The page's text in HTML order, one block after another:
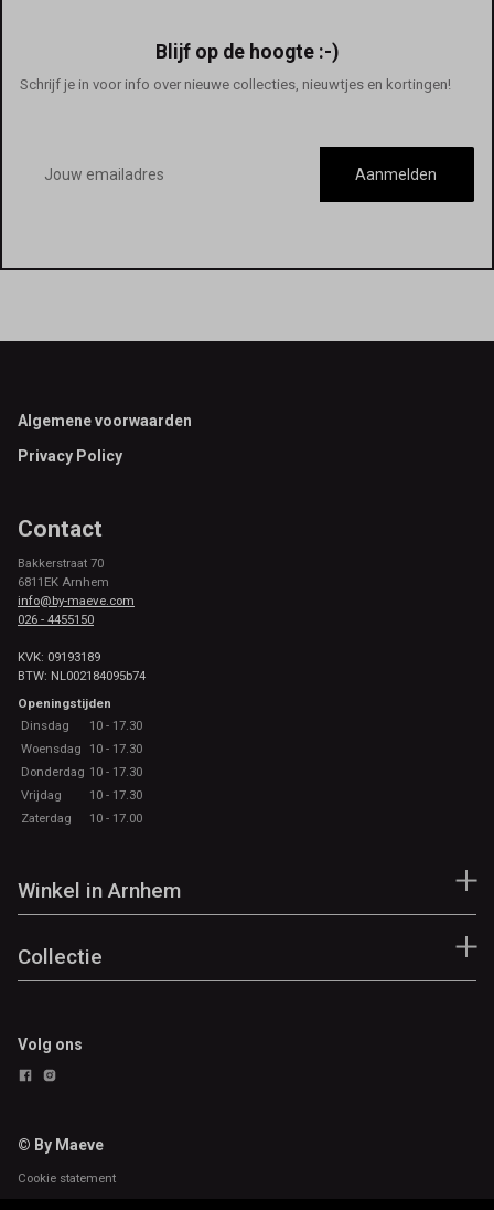
Blijf op de hoogte :-)
Schrijf je in voor info over nieuwe collecties, nieuwtjes en kortingen!
mailadres
Aanmelden
Footer
Algemene voorwaarden
Privacy Policy
Contact
Bakkerstraat 70
6811EK Arnhem
info@by-maeve.com
026 - 4455150
KVK: 09193189
BTW: NL002184095b74
Openingstijden
Dinsdag
10 - 17.30
Woensdag
10 - 17.30
Donderdag 10 - 17.30
Vrijdag
10 - 17.30
Zaterdag
10 - 17.00
Winkel in Arnhem
Collectie
Volg ons
© By Maeve
Cookie statement